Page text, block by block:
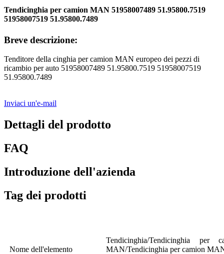
Tendicinghia per camion MAN 51958007489 51.95800.7519
51958007519 51.95800.7489
Breve descrizione:
Tenditore della cinghia per camion MAN europeo dei pezzi di
ricambio per auto 51958007489 51.95800.7519 51958007519
51.95800.7489
Inviaci un'e-mail
Dettagli del prodotto
FAQ
Introduzione dell'azienda
Tag dei prodotti
Nome dell'elemento
Tendicinghia/Tendicinghia per
MAN/Tendicinghia per camion